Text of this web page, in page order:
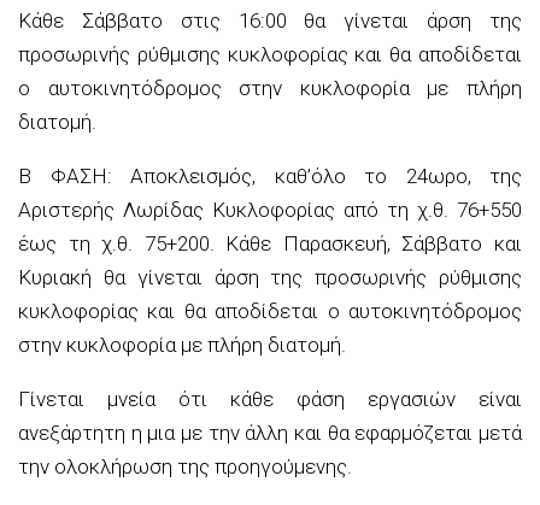
Κάθε Σάββατο στις 16:00 θα γίνεται άρση της
προσωρινής ρύθμισης κυκλοφορίας και θα αποδίδεται
ο αυτοκινητόδρομος στην κυκλοφορία με πλήρη
διατομή.
Β ΦΑΣΗ: Αποκλεισμός, καθ’όλο το 24ωρο, της
Αριστερής Λωρίδας Κυκλοφορίας από τη χ.θ. 76+550
έως τη χ.θ. 75+200. Κάθε Παρασκευή, Σάββατο και
Κυριακή θα γίνεται άρση της προσωρινής ρύθμισης
κυκλοφορίας και θα αποδίδεται ο αυτοκινητόδρομος
στην κυκλοφορία με πλήρη διατομή.
Γίνεται μνεία ότι κάθε φάση εργασιών είναι
ανεξάρτητη η μια με την άλλη και θα εφαρμόζεται μετά
την ολοκλήρωση της προηγούμενης.